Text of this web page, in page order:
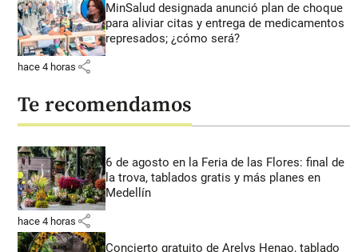
MinSalud designada anunció plan de choque
para aliviar citas y entrega de medicamentos
represados; ¿cómo será?
hace 4 horas share
Te recomendamos
6 de agosto en la Feria de las Flores: final de
la trova, tablados gratis y más planes en
Medellín
hace 4 horas share
Concierto gratuito de Arelys Henao, tablado